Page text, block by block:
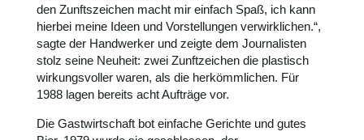
den Zunftszeichen macht mir einfach Spaß, ich kann
hierbei meine Ideen und Vorstellungen verwirklichen.“,
sagte der Handwerker und zeigte dem Journalisten
stolz seine Neuheit: zwei Zunftzeichen die plastisch
wirkungsvoller waren, als die herkömmlichen. Für
1988 lagen bereits acht Aufträge vor.
Die Gastwirtschaft bot einfache Gerichte und gutes